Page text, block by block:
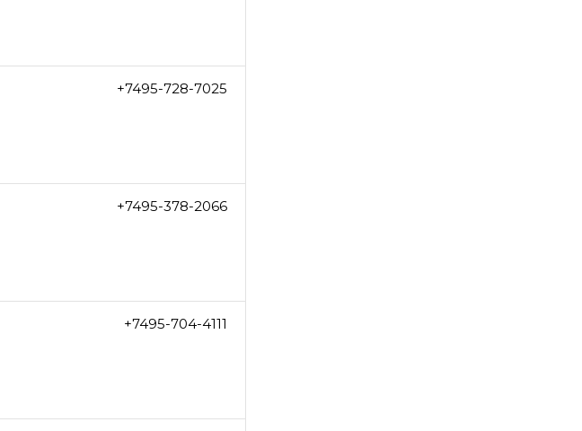
+7495-728-7025
+7495-378-2066
+7495-704-4111